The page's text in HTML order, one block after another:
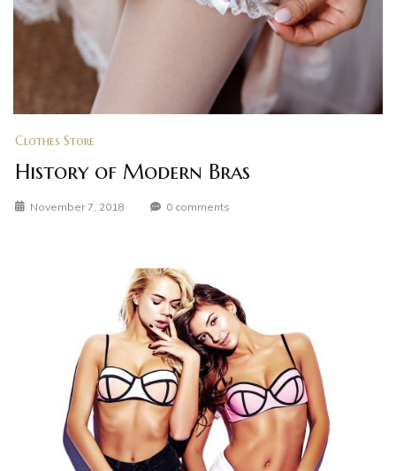
Clothes Store
History of Modern Bras
November 7, 2018 0 comments